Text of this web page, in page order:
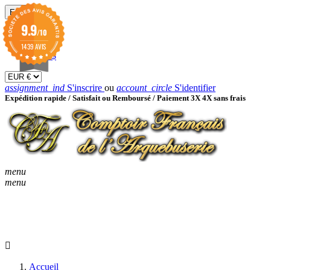
EUR 
EUR €
GBP £
USD $
assignment_ind S'inscrire ou account_circle S'identifier
Expédition rapide / Satisfait ou Remboursé / Paiement 3X 4X sans frais
menu
menu
Accueil
9.9/10
1439 AVIS